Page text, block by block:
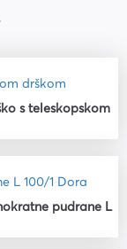
s teleskopskom
pudrane L